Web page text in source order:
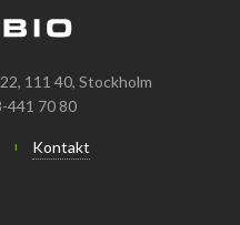
111 40, Stockholm
441 70 80
Kontakt